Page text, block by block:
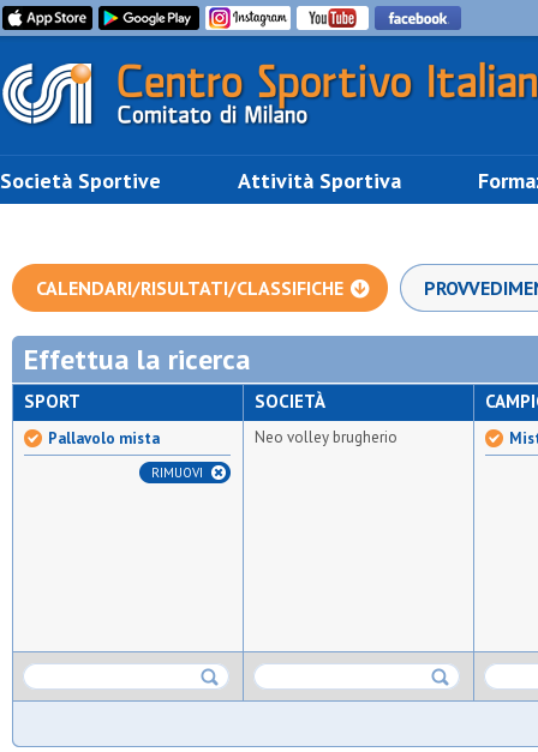
Società Sportive Attività Sportiva
CALENDARI/RISULTATI/CLASSIFICHE
Effettua la ricerca
SPORT
Pallavolo mista
RIMUOVI
SOCIETÀ
Neo volley brugherio